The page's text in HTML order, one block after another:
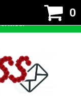
0
ciastek w celu
cookies